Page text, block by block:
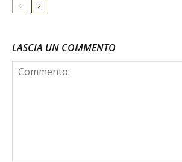
LASCIA UN COMMENTO